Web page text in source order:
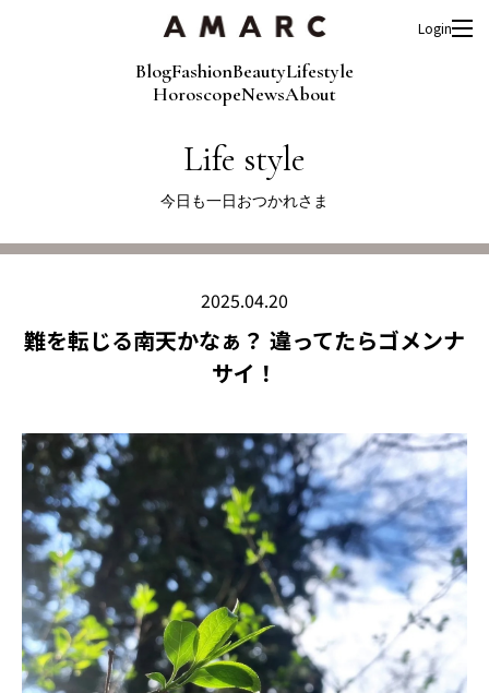
BlogFashionBeautyLifestyle
HoroscopeNewsAbout
Login
Life style
今日も一日おつかれさま
2025.04.20
難を転じる南天かなぁ？ 違ってたらゴメンナ
サイ！